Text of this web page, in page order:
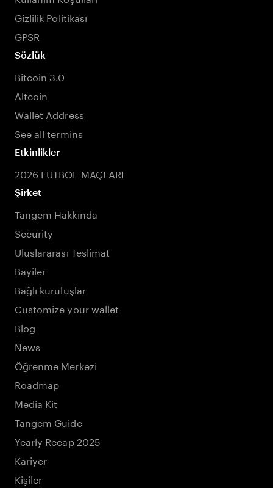
Gizlilik Politikası
GPSR
Sözlük
Bitcoin 3.0
Altcoin
Wallet Address
See all termins
Etkinlikler
2026 FUTBOL MAÇLARI
Şirket
Tangem Hakkında
Security
Uluslararası Teslimat
Bayiler
Bağlı kuruluşlar
Customize your wallet
Blog
News
Öğrenme Merkezi
Roadmap
Media Kit
Tangem Guide
Yearly Recap 2025
Kariyer
Kişiler